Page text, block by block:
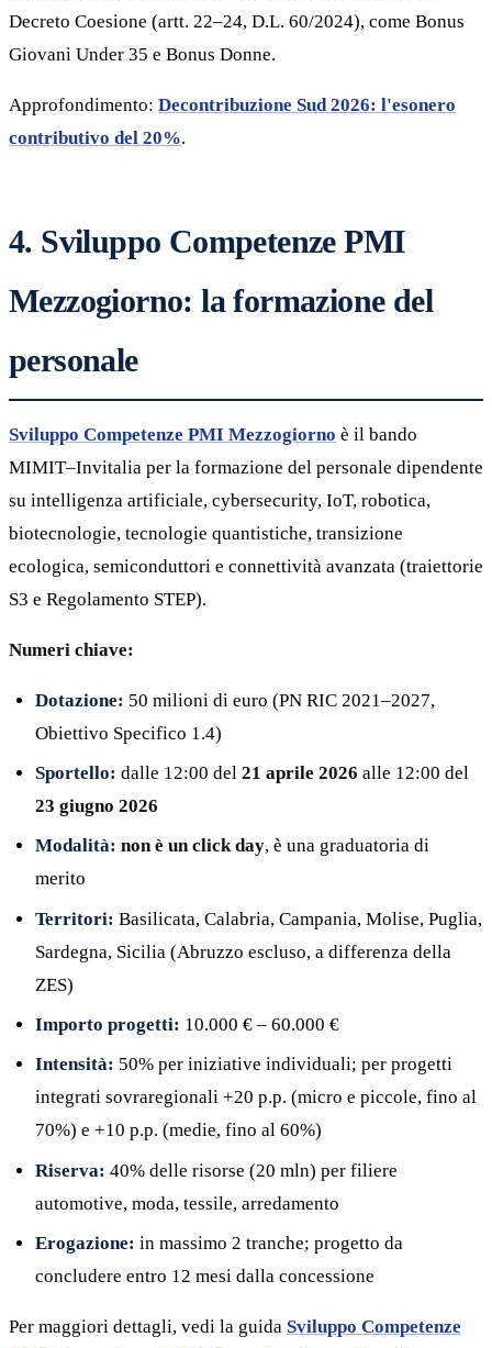
Decreto Coesione (artt. 22–24, D.L. 60/2024), come Bonus
Giovani Under 35 e Bonus Donne.
Approfondimento: Decontribuzione Sud 2026: l'esonero
contributivo del 20%.
4. Sviluppo Competenze PMI
Mezzogiorno: la formazione del
personale
Sviluppo Competenze PMI Mezzogiorno è il bando
MIMIT–Invitalia per la formazione del personale dipendente
su intelligenza artificiale, cybersecurity, IoT, robotica,
biotecnologie, tecnologie quantistiche, transizione
ecologica, semiconduttori e connettività avanzata (traiettorie
S3 e Regolamento STEP).
Numeri chiave:
Dotazione: 50 milioni di euro (PN RIC 2021–2027,
Obiettivo Specifico 1.4)
Sportello: dalle 12:00 del 21 aprile 2026 alle 12:00 del
23 giugno 2026
Modalità: non è un click day, è una graduatoria di
merito
Territori: Basilicata, Calabria, Campania, Molise, Puglia,
Sardegna, Sicilia (Abruzzo escluso, a differenza della
ZES)
Importo progetti: 10.000 € – 60.000 €
Intensità: 50% per iniziative individuali; per progetti
integrati sovraregionali +20 p.p. (micro e piccole, fino al
70%) e +10 p.p. (medie, fino al 60%)
Riserva: 40% delle risorse (20 mln) per filiere
automotive, moda, tessile, arredamento
Erogazione: in massimo 2 tranche; progetto da
concludere entro 12 mesi dalla concessione
Per maggiori dettagli, vedi la guida Sviluppo Competenze